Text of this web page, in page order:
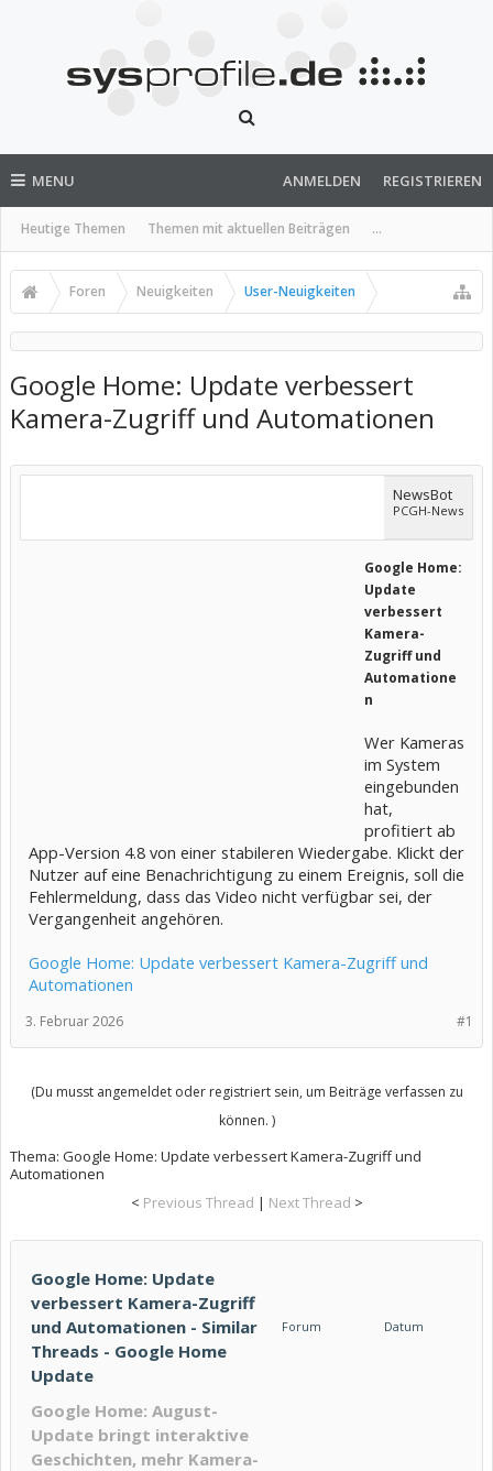
MENU
Heutige Themen Themen mit aktuellen Beiträgen ...
ANMELDEN REGISTRIEREN
Foren Neuigkeiten User-Neuigkeiten
Google Home: Update verbessert
Kamera-Zugriff und Automationen
NewsBot
PCGH-News
Google Home:
Update
verbessert
Kamera-
Zugriff und
Automatione
n
Wer Kameras
im System
eingebunden
hat,
profitiert ab
App-Version 4.8 von einer stabileren Wiedergabe. Klickt der
Nutzer auf eine Benachrichtigung zu einem Ereignis, soll die
Fehlermeldung, dass das Video nicht verfügbar sei, der
Vergangenheit angehören.
Google Home: Update verbessert Kamera-Zugriff und
Automationen
#1
3. Februar 2026
(Du musst angemeldet oder registriert sein, um Beiträge verfassen zu
können. )
Thema: Google Home: Update verbessert Kamera-Zugriff und
Automationen
< Previous Thread | Next Thread >
Google Home: Update
verbessert Kamera-Zugriff
und Automationen - Similar
Threads - Google Home
Update
Forum Datum
Google Home: August-
Update bringt interaktive
Geschichten, mehr Kamera-